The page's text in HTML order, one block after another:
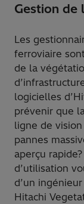
Gestion de
Les
ferroviaire
de la
logicielles
prévenir que
ligne de
pannes
aperçu
d’utilisation
d’un
Hitachi